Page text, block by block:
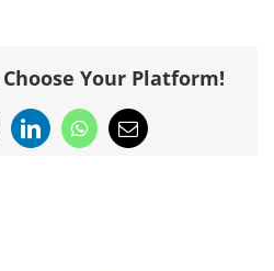
Your Platform!
LinkedInWhatsApp
Email